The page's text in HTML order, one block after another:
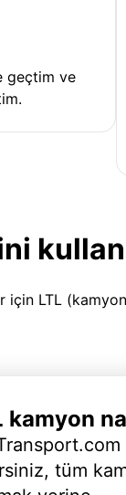
geçtim ve
için LTL
kamyon
tüm